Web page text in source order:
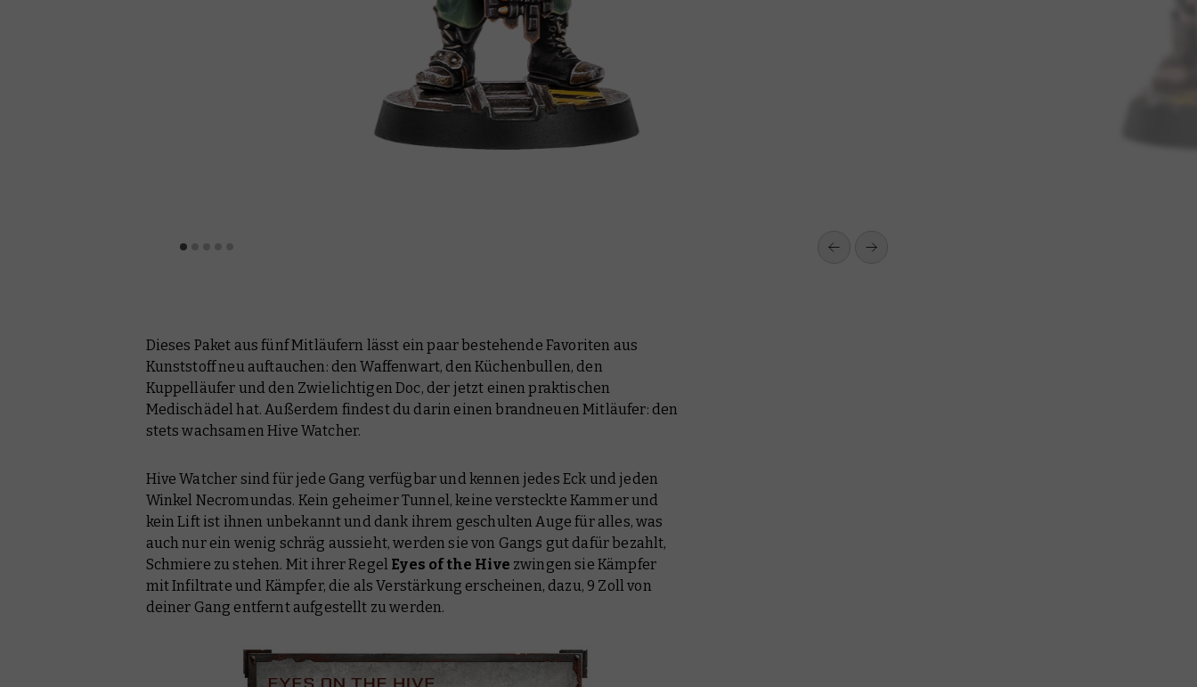
Dieses Paket aus fünf Mitläufern lässt ein paar bestehende Favoriten aus
Kunststoff neu auftauchen: den Waffenwart, den Küchenbullen, den
Kuppelläufer und den Zwielichtigen Doc, der jetzt einen praktischen
Medischädel hat. Außerdem findest du darin einen brandneuen Mitläufer: den
stets wachsamen Hive Watcher.
Hive Watcher sind für jede Gang verfügbar und kennen jedes Eck und jeden
Winkel Necromundas. Kein geheimer Tunnel, keine versteckte Kammer und
kein Lift ist ihnen unbekannt und dank ihrem geschulten Auge für alles, was
auch nur ein wenig schräg aussieht, werden sie von Gangs gut dafür bezahlt,
Schmiere zu stehen. Mit ihrer Regel Eyes of the Hive zwingen sie Kämpfer
mit Infiltrate und Kämpfer, die als Verstärkung erscheinen, dazu, 9 Zoll von
deiner Gang entfernt aufgestellt zu werden.